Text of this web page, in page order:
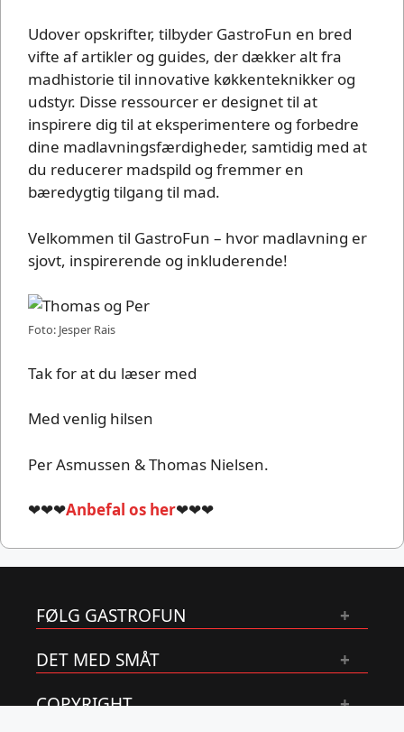
Udover opskrifter, tilbyder GastroFun en bred
vifte af artikler og guides, der dækker alt fra
madhistorie til innovative køkkenteknikker og
udstyr. Disse ressourcer er designet til at
inspirere dig til at eksperimentere og forbedre
dine madlavningsfærdigheder, samtidig med at
du reducerer madspild og fremmer en
bæredygtig tilgang til mad.
Velkommen til GastroFun – hvor madlavning er
sjovt, inspirerende og inkluderende!
Foto: Jesper Rais
Tak for at du læser med
Med venlig hilsen
Per Asmussen & Thomas Nielsen.
❤❤❤Anbefal os her❤❤❤
FØLG GASTROFUN
DET MED SMÅT
COPYRIGHT